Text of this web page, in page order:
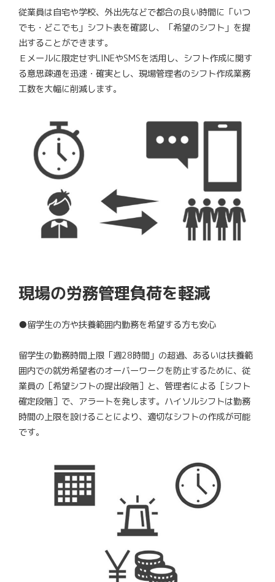
従業員は自宅や学校、外出先などで都合の良い時間に「いつ
でも・どこでも」シフト表を確認し、「希望のシフト」を提
出することができます。
Ｅメールに限定せずLINEやSMSを活用し、シフト作成に関す
る意思疎通を迅速・確実とし、現場管理者のシフト作成業務
工数を大幅に削減します。
現場の労務管理負荷を軽減
●留学生の方や扶養範囲内勤務を希望する方も安心
留学生の勤務時間上限「週28時間」の超過、あるいは扶養範
囲内での就労希望者のオーバーワークを防止するために、従
業員の［希望シフトの提出段階］と、管理者による［シフト
確定段階］で、アラートを発します。ハイソルシフトは勤務
時間の上限を設けることにより、適切なシフトの作成が可能
です。